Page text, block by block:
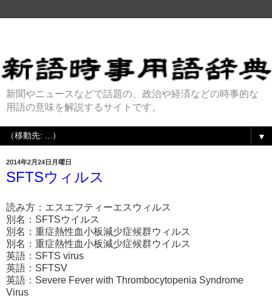
新聞やニュースなどで話題の、政治や経済などの時事的な
用語の意味を解説するサイトです。
▼
2014年2月24日月曜日
SFTSウィルス
読み方：エスエフティーエスウィルス
別名：SFTSウイルス
別名：重症熱性血小板減少症候群ウィルス
別名：重症熱性血小板減少症候群ウイルス
英語：SFTS virus
英語：SFTSV
英語：Severe Fever with Thrombocytopenia Syndrome
Virus